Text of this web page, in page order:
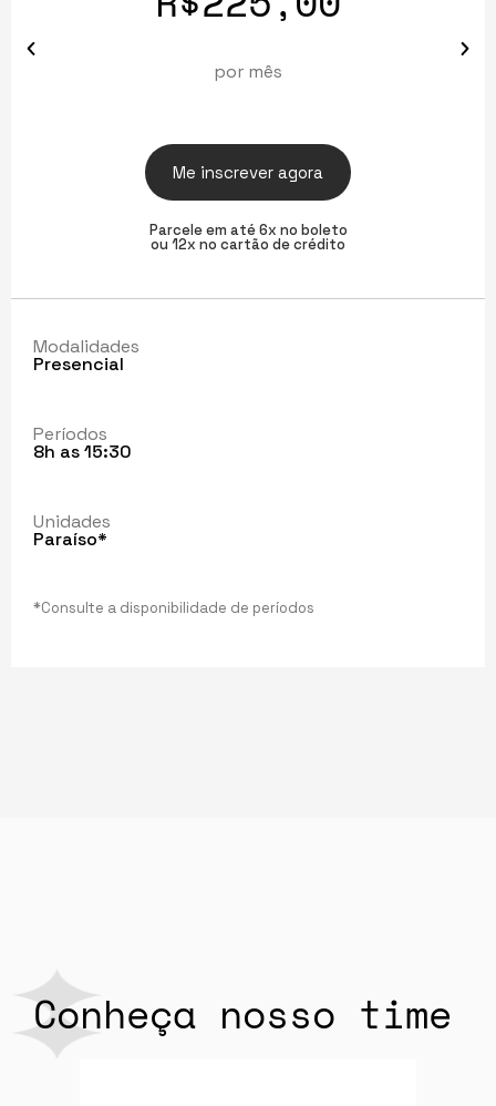
por mês
Me inscrever agora
Parcele em até 6x no boleto
ou 12x no cartão de crédito
Modalidades
Presencial
Períodos
8h as 15:30
Unidades
Paraíso*
*Consulte a disponibilidade de períodos
Conheça nosso time